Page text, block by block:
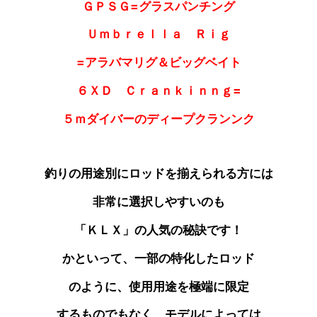
ＧＰＳＧ=グラスパンチング
Ｕｍｂｒｅｌｌａ Ｒｉｇ
=アラバマリグ＆ビッグベイト
６ＸＤ Ｃｒａｎｋｉｎｎｇ=
５ｍダイバーのディープクランンク
釣りの用途別にロッドを揃えられる方には
非常に選択しやすいのも
「ＫＬＸ」の人気の秘訣です！
かといって、一部の特化したロッド
のように、使用用途を極端に限定